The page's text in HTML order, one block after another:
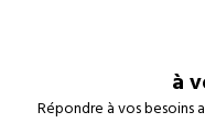
à
Répondre à vos besoins